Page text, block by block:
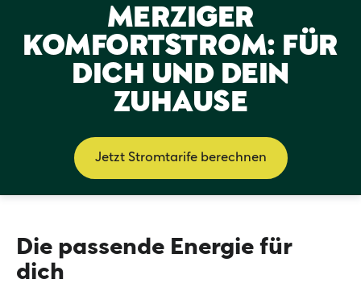
MERZIGER
KOMFORTSTROM: FÜR
DICH UND DEIN
ZUHAUSE
Jetzt Stromtarife berechnen
Die passende Energie für
dich
Zeilenabstand
Graustufen
Großer
Links
Animationen